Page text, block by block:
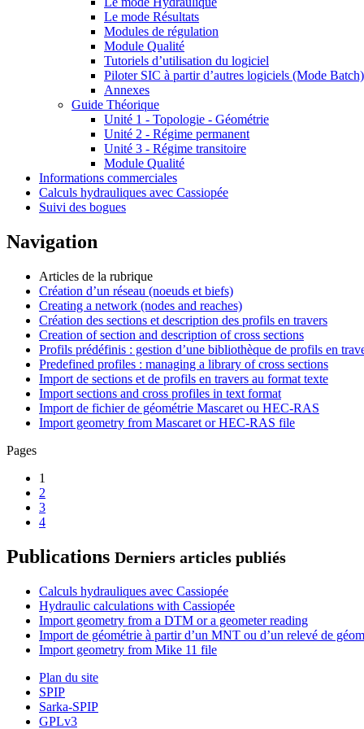
Le mode Résultats
Modules de régulation
Module Qualité
Tutoriels d’utilisation du logiciel
Piloter SIC à partir d’autres logiciels (Mode Batch)
Annexes
Guide Théorique
Unité 1 - Topologie - Géométrie
Unité 2 - Régime permanent
Unité 3 - Régime transitoire
Module Qualité
Informations commerciales
Calculs hydrauliques avec Cassiopée
Suivi des bogues
Navigation
Articles de la rubrique
Création d’un réseau (noeuds et biefs)
Creating a network (nodes and reaches)
Création des sections et description des profils en travers
Creation of section and description of cross sections
Profils prédéfinis : gestion d’une bibliothèque de profils en
Predefined profiles : managing a library of cross sections
Import de sections et de profils en travers au format texte
Import sections and cross profiles in text format
Import de fichier de géométrie Mascaret ou HEC-RAS
Import geometry from Mascaret or HEC-RAS file
Pages
1
2
3
4
Publications Derniers articles publiés
Calculs hydrauliques avec Cassiopée
Hydraulic calculations with Cassiopée
Import geometry from a DTM or a geometer reading
Import de géométrie à partir d’un MNT ou d’un relevé de
Import geometry from Mike 11 file
Plan du site
SPIP
Sarka-SPIP
GPLv3